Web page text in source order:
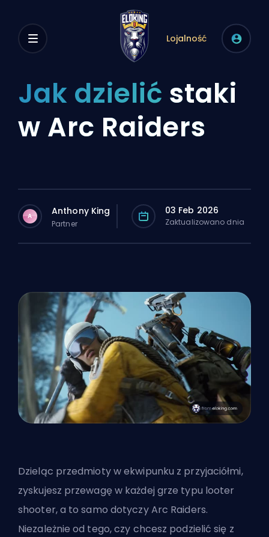
Lojalność
Jak dzielić staki
w Arc Raiders
A Anthony King
Partner
03 Feb 2026
Zaktualizowano dnia
Dzieląc przedmioty w ekwipunku z przyjaciółmi,
zyskujesz przewagę w każdej grze typu looter
shooter, a to samo dotyczy Arc Raiders.
Niezależnie od tego, czy chcesz podzielić się z